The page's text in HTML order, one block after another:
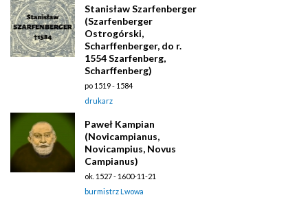
Stanisław Szarfenberger
(Szarfenberger
Ostrogórski,
Scharffenberger, do r.
1554 Szarfenberg,
Scharffenberg)
po 1519 - 1584
drukarz
Paweł Kampian
(Novicampianus,
Novicampius, Novus
Campianus)
ok. 1527 - 1600-11-21
burmistrz Lwowa